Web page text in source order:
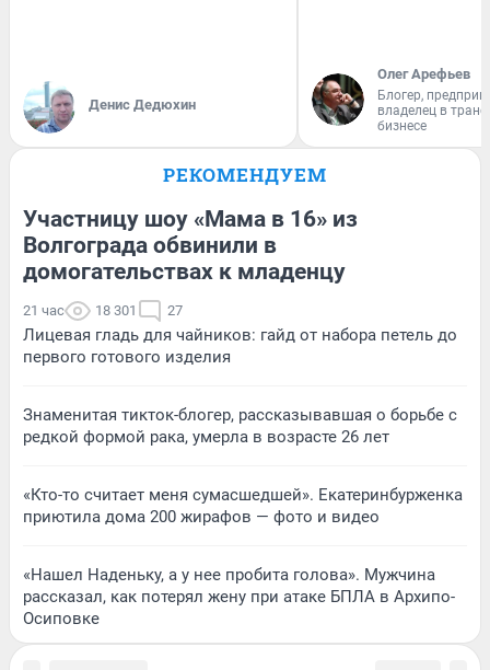
Денис Дедюхин
Олег Арефьев
Блогер,
владелец в
бизнесе
РЕКОМЕНДУЕМ
Участницу шоу «Мама в 16» из
Волгограда обвинили в
домогательствах к младенцу
21 час 18 301 27
Лицевая гладь для чайников: гайд от набора петель до
первого готового изделия
Знаменитая тикток-блогер, рассказывавшая о борьбе с
редкой формой рака, умерла в возрасте 26 лет
«Кто-то считает меня сумасшедшей». Екатеринбурженка
приютила дома 200 жирафов — фото и видео
«Нашел Наденьку, а у нее пробита голова». Мужчина
рассказал, как потерял жену при атаке БПЛА в Архипо-
Осиповке